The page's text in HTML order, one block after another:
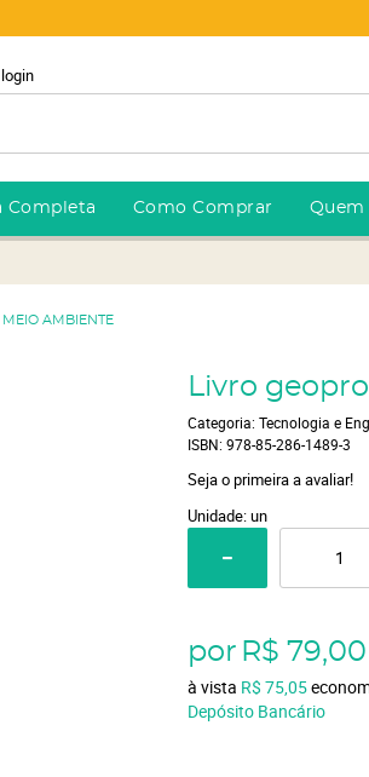
Completa Como Comprar Quem
MEIO AMBIENTE
Livro
Categoria: Tecnologia e
ISBN: 978-85-286-1489-3
Seja o primeira a avaliar!
Unidade: un
por R$ 79,00
à vista R$ 75,05
Depósito Bancário